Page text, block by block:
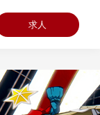
求人